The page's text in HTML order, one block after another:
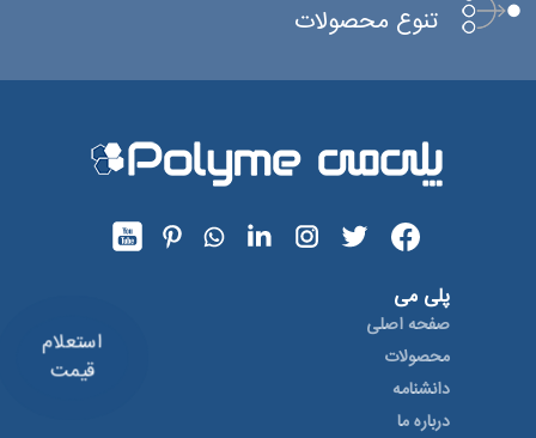
تنوع محصولات
پلی می
صفحه اصلی
محصولات
دانشنامه
درباره ما
استعلام
قیمت